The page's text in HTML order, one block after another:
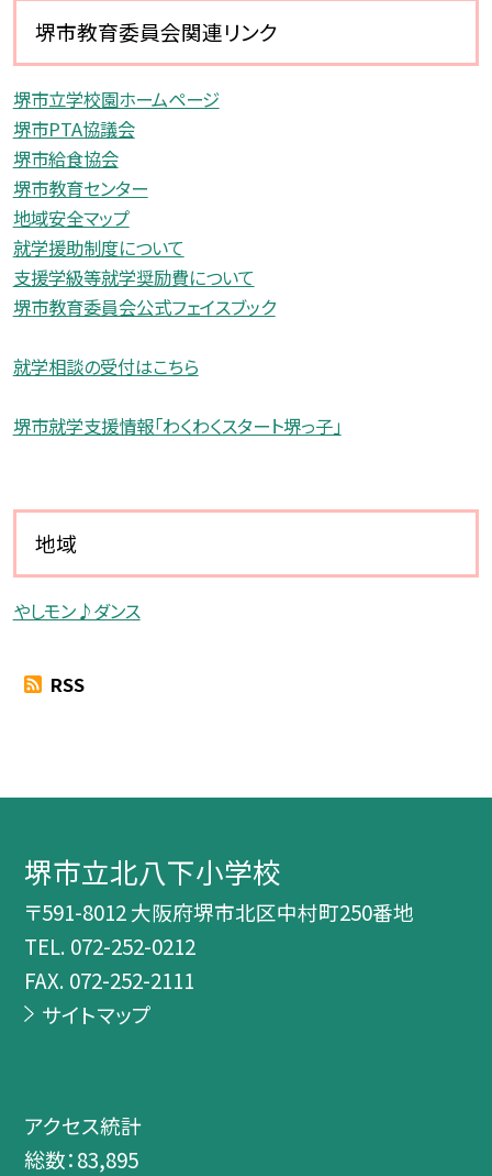
堺市教育委員会関連リンク
堺市立学校園ホームページ
堺市PTA協議会
堺市給食協会
堺市教育センター
地域安全マップ
就学援助制度について
支援学級等就学奨励費について
堺市教育委員会公式フェイスブック
就学相談の受付はこちら
堺市就学支援情報「わくわくスタート堺っ子」
地域
やしモン♪ダンス
RSS
堺市立北八下小学校
〒591-8012 大阪府堺市北区中村町250番地
TEL. 072-252-0212
FAX. 072-252-2111
サイトマップ
アクセス統計
総数：83,895